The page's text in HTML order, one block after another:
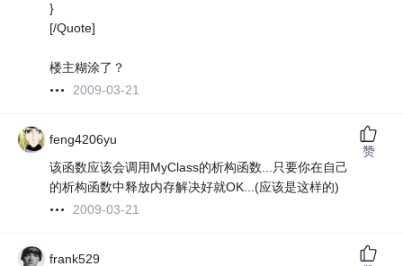
}
[/Quote]
楼主糊涂了？
2009-03-21
feng4206yu
该函数应该会调用MyClass的析构函数...只要你在自己
的析构函数中释放内存解决好就OK...(应该是这样的)
2009-03-21
赞
frank529